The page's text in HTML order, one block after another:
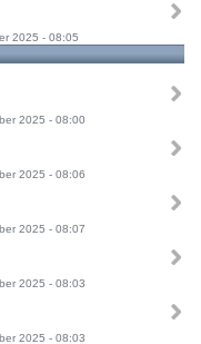
2025 - 08:05
2025 - 08:00
2025 - 08:06
2025 - 08:07
2025 - 08:03
2025 - 08:03